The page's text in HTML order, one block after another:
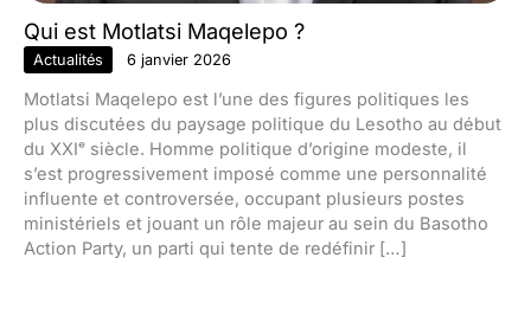
Qui est Motlatsi Maqelepo ?
Actualités 6 janvier 2026
Motlatsi Maqelepo est l’une des figures politiques les
plus discutées du paysage politique du Lesotho au début
du XXIᵉ siècle. Homme politique d’origine modeste, il
s’est progressivement imposé comme une personnalité
influente et controversée, occupant plusieurs postes
ministériels et jouant un rôle majeur au sein du Basotho
Action Party, un parti qui tente de redéfinir […]